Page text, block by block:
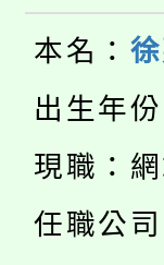
生
公
代
公
轉
《
淨
會
115
本名：
出生年
現職：
任職公司